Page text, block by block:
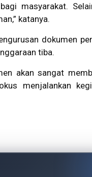
masyarakat.
katanya.
dokumen
tiba.
akan sangat
menjalankan